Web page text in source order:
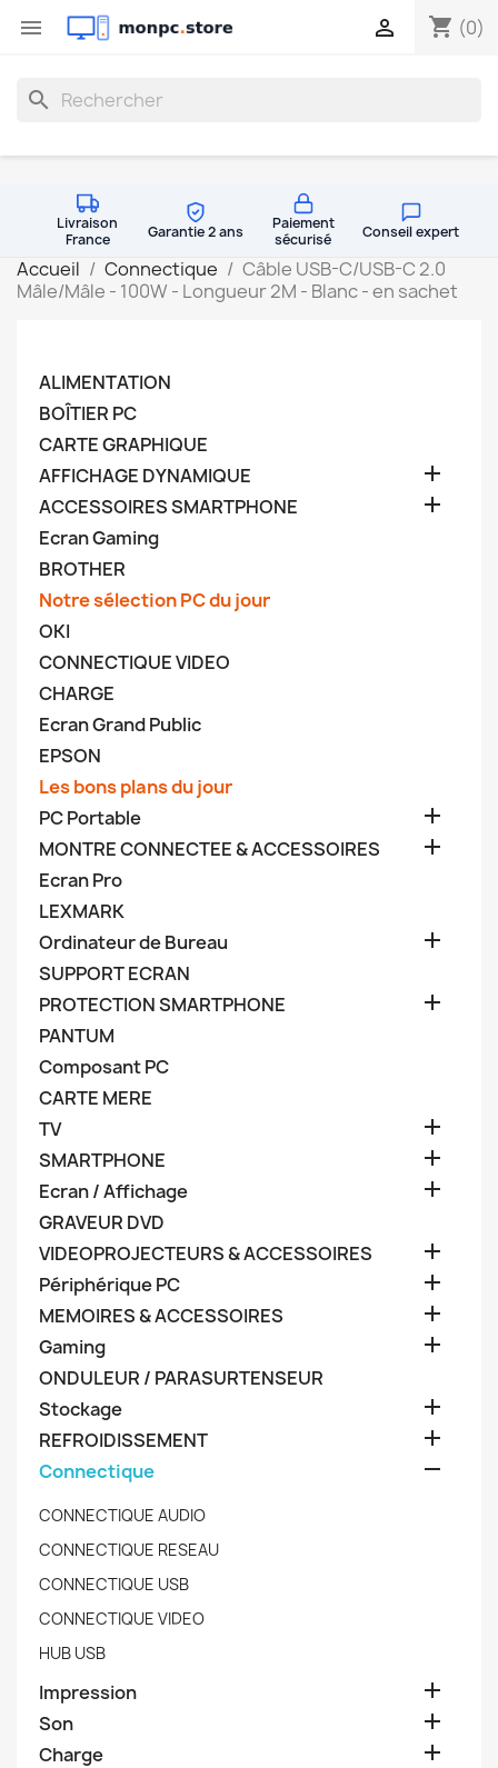
 shopping_cart (0)

search
Livraison
France
Garantie 2 ans
Paiement
sécurisé
Conseil expert
Accueil Connectique
Câble USB-C/USB-C 2.0
Mâle/Mâle - 100W - Longueur 2M - Blanc - en sachet
ALIMENTATION
BOÎTIER PC
CARTE GRAPHIQUE
AFFICHAGE DYNAMIQUE

ACCESSOIRES SMARTPHONE 
Ecran Gaming
BROTHER
Notre sélection PC du jour
OKI
CONNECTIQUE VIDEO
CHARGE
Ecran Grand Public
EPSON
Les bons plans du jour
PC Portable

MONTRE CONNECTEE & ACCESSOIRES 
Ecran Pro
LEXMARK
Ordinateur de Bureau

SUPPORT ECRAN
PROTECTION SMARTPHONE

PANTUM
Composant PC
CARTE MERE
TV

SMARTPHONE 
Ecran / Affichage 
GRAVEUR DVD
VIDEOPROJECTEURS & ACCESSOIRES

Périphérique PC 
MEMOIRES & ACCESSOIRES 
Gaming 
ONDULEUR / PARASURTENSEUR
Stockage

REFROIDISSEMENT 
Connectique 
CONNECTIQUE AUDIO
CONNECTIQUE RESEAU
CONNECTIQUE USB
CONNECTIQUE VIDEO
HUB USB
Impression 
Son 
Charge 